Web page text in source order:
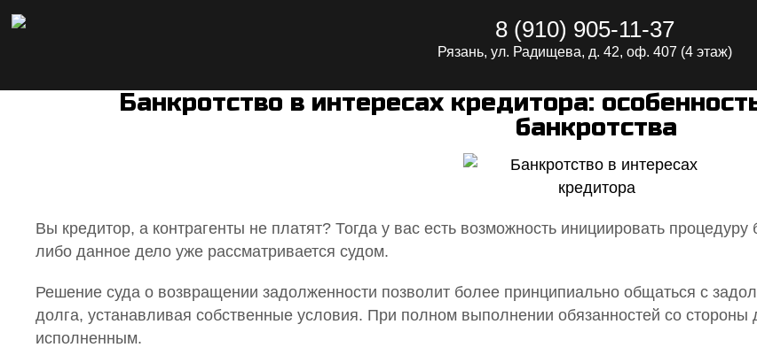
8 (910) 905-11-37
Рязань, ул. Радищева, д. 42, оф. 407 (4 этаж)
Банкротство в интересах кредитора:
банкротства
Вы кредитор, а контрагенты не платят? Тогда у вас есть возможность инициировать
либо данное дело уже рассматривается судом.
Решение суда о возвращении задолженности позволит более принципиально общаться с
долга, устанавливая собственные условия. При полном выполнении обязанностей со
исполненным.